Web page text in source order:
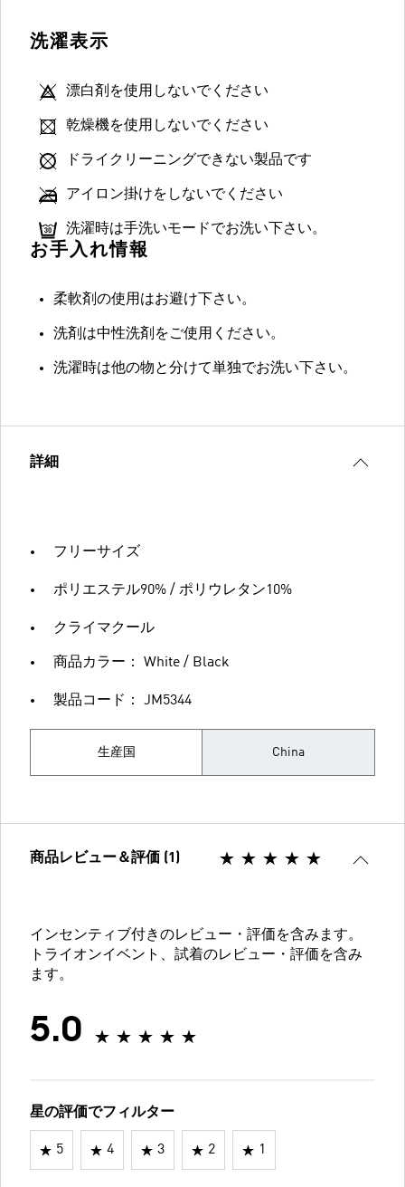
洗濯表示
漂白剤を使用しないでください
乾燥機を使用しないでください
ドライクリーニングできない製品です
アイロン掛けをしないでください
洗濯時は手洗いモードでお洗い下さい。
お手入れ情報
柔軟剤の使用はお避け下さい。
洗剤は中性洗剤をご使用ください。
洗濯時は他の物と分けて単独でお洗い下さい。
詳細
フリーサイズ
ポリエステル90% / ポリウレタン10%
クライマクール
商品カラー： White / Black
製品コード： JM5344
生産国 China
商品レビュー＆評価 (1)
インセンティブ付きのレビュー・評価を含みます。
トライオンイベント、試着のレビュー・評価を含み
ます。
5.0
星の評価でフィルター
5 4 3 2 1